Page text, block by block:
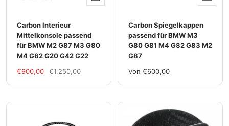
Carbon lnterieur
Mittelkonsole passend
für BMW M2 G87 M3 G80
M4 G82 G20 G42 G22
Im
€900,00
Regulärer
€1.250,00
Carbon Spiegelkappen
passend für BMW M3
G80 G81 M4 G82 G83 M2
G87
Im
Von €600,00